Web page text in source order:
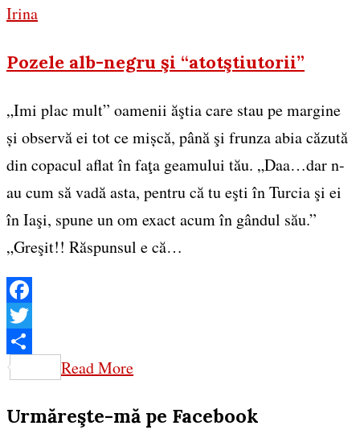
Irina
Pozele alb-negru şi “atotştiutorii”
„Imi plac mult” oamenii ăştia care stau pe margine
și observă ei tot ce mișcă, până şi frunza abia căzută
din copacul aflat în faţa geamului tău. „Daa…dar n-
au cum să vadă asta, pentru că tu eşti în Turcia şi ei
în Iaşi, spune un om exact acum în gândul său.”
„Greşit!! Răspunsul e că…
Facebook
Twitter
Share
Read More
Urmăreşte-mă pe Facebook